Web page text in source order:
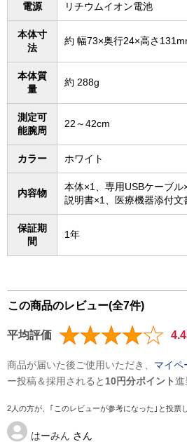
電源 リチウムイオン電池
本体寸
法
約 幅73×奥行24×高さ
本体質
量
約 288g
測定可
能腕周
22～42cm
カラー ホワイト
内容物
本体×1、専用USBケーブ
説明書×1、医療機器添付文
保証期
間
1年
この商品のレビュー(全7件)
平均評価
商品が届いた後ご使用いただき、 マイペ
ー投稿＆採用されると 10円分ポイント進
2人の方が、｢このレビューが参考になった｣と投票
はーみん さん